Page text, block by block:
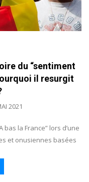
du “sentiment
il resurgit
2021
la France” lors d’une
et onusiennes basées